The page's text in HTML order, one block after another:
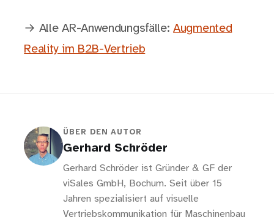
→ Alle AR-Anwendungsfälle:Augmented
Reality im B2B-Vertrieb
ÜBER DEN AUTOR
Gerhard Schröder
Gerhard Schröder ist Gründer & GF der
viSales GmbH, Bochum. Seit über 15
Jahren spezialisiert auf visuelle
Vertriebskommunikation für Maschinenbau